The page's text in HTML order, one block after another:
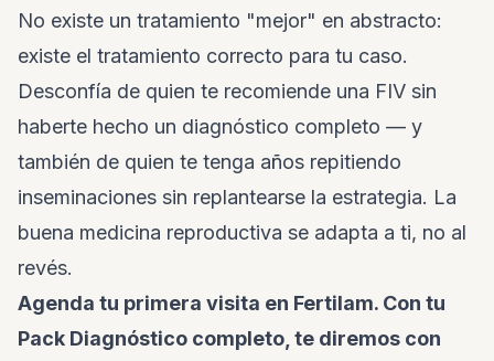
No existe un tratamiento "mejor" en abstracto:
existe el tratamiento correcto para tu caso.
Desconfía de quien te recomiende una FIV sin
haberte hecho un diagnóstico completo — y
también de quien te tenga años repitiendo
inseminaciones sin replantearse la estrategia. La
buena medicina reproductiva se adapta a ti, no al
revés.
Agenda tu primera visita en Fertilam. Con tu
Pack Diagnóstico completo, te diremos con